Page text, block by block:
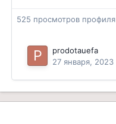
525 просмотров профиля
prodotauefa
27 января, 2023